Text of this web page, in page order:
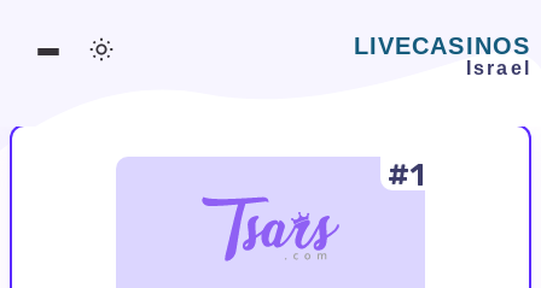
משחקים אונליין
#1